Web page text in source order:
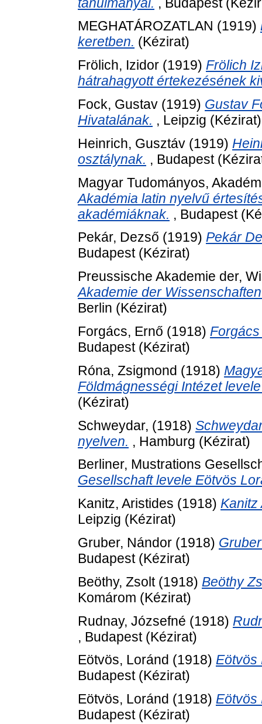
MEGHATÁROZATLAN (1919)
keretben. (Kézirat)
Frölich, Izidor (1919) Frölich
hátrahagyott értekezésének
Fock, Gustav (1919) Gustav
Hivatalának. , Leipzig (Kézirat)
Heinrich, Gusztáv (1919)
osztálynak. , Budapest
Magyar Tudományos,
Akadémia latin nyelvű
akadémiáknak. , Budapest
Pekár, Dezső (1919) Pekár
Budapest (Kézirat)
Preussische Akademie der,
Akademie der
Berlin (Kézirat)
Forgács, Ernő (1918)
Budapest (Kézirat)
Róna, Zsigmond (1918)
Földmágnességi Intézet
(Kézirat)
Schweydar, (1918)
nyelven. , Hamburg (Kézirat)
Berliner, Mustrations
Gesellschaft levele Eötvös
Kanitz, Aristides (1918) Kanitz
Leipzig (Kézirat)
Gruber, Nándor (1918)
Budapest (Kézirat)
Beöthy, Zsolt(1918) Beöthy
Komárom (Kézirat)
Rudnay, Józsefné (1918)
, Budapest (Kézirat)
Eötvös, Loránd (1918) Eötvös
Budapest (Kézirat)
Eötvös, Loránd (1918) Eötvös
Budapest (Kézirat)